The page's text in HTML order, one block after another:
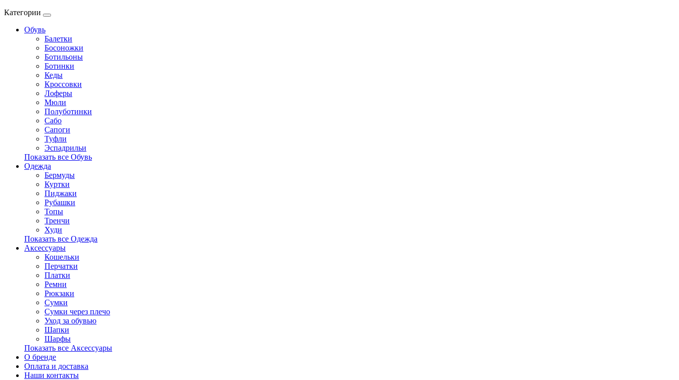
Категории
Обувь
Балетки
Босоножки
Ботильоны
Ботинки
Кеды
Кроссовки
Лоферы
Мюли
Полуботинки
Сабо
Сапоги
Туфли
Эспадрильи
Показать все Обувь
Одежда
Бермуды
Куртки
Пиджаки
Рубашки
Топы
Тренчи
Худи
Показать все Одежда
Аксессуары
Кошельки
Перчатки
Платки
Ремни
Рюкзаки
Сумки
Сумки через плечо
Уход за обувью
Шапки
Шарфы
Показать все Аксессуары
О бренде
Оплата и доставка
Наши контакты